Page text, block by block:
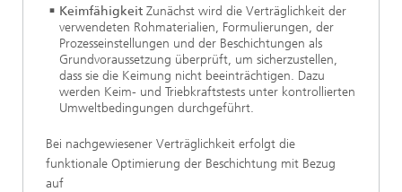
Keimfähigkeit Zunächst wird die Verträglichkeit der
verwendeten Rohmaterialien, Formulierungen, der
Prozesseinstellungen und der Beschichtungen als
Grundvoraussetzung überprüft, um sicherzustellen,
dass sie die Keimung nicht beeinträchtigen. Dazu
werden Keim- und Triebkraftstests unter kontrollierten
Umweltbedingungen durchgeführt.
Bei nachgewiesener Verträglichkeit erfolgt die
funktionale Optimierung der Beschichtung mit Bezug
auf